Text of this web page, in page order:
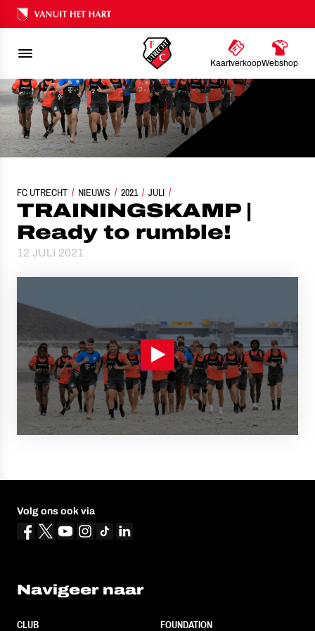
Ons nalatenschap
KaartverkoopWebshop
FC UTRECHT NIEUWS 2021 JULI
TRAININGSKAMP | READY TO RUMBLE!
TRAININGSKAMP |
Ready to rumble!
12 JULI 2021
Volg ons ook via
Navigeer naar
CLUB
FOUNDATION